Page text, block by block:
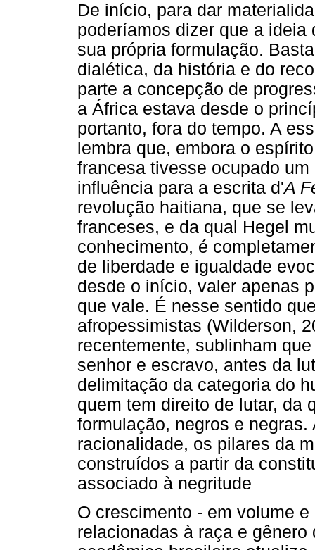
De início, para dar
poderíamos dizer que a
sua própria formulação.
dialética, da história e do
parte a concepção de
a África estava desde o
portanto, fora do tempo. A
lembra que, embora o
francesa tivesse ocupado
influência para a escrita d'A
revolução haitiana, que se
franceses, e da qual Hegel
conhecimento, é
de liberdade e igualdade
desde o início, valer apenas
que vale. É nesse sentido
afropessimistas (Wilderson,
recentemente, sublinham
senhor e escravo, antes da
delimitação da categoria do
quem tem direito de lutar, da
formulação, negros e
racionalidade, os pilares da
construídos a partir da
associado à negritude
O crescimento - em volume
relacionadas à raça e